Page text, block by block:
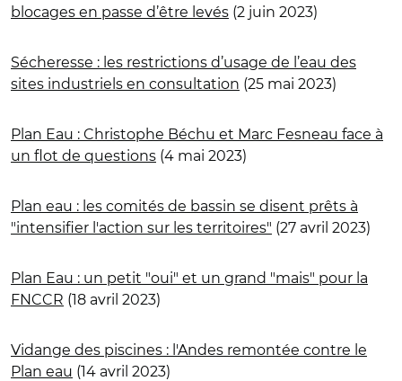
blocages en passe d’être levés (2 juin 2023)
Sécheresse : les restrictions d’usage de l’eau des
sites industriels en consultation (25 mai 2023)
Plan Eau : Christophe Béchu et Marc Fesneau face à
un flot de questions (4 mai 2023)
Plan eau : les comités de bassin se disent prêts à
"intensifier l'action sur les territoires" (27 avril 2023)
Plan Eau : un petit "oui" et un grand "mais" pour la
FNCCR (18 avril 2023)
Vidange des piscines : l'Andes remontée contre le
Plan eau (14 avril 2023)